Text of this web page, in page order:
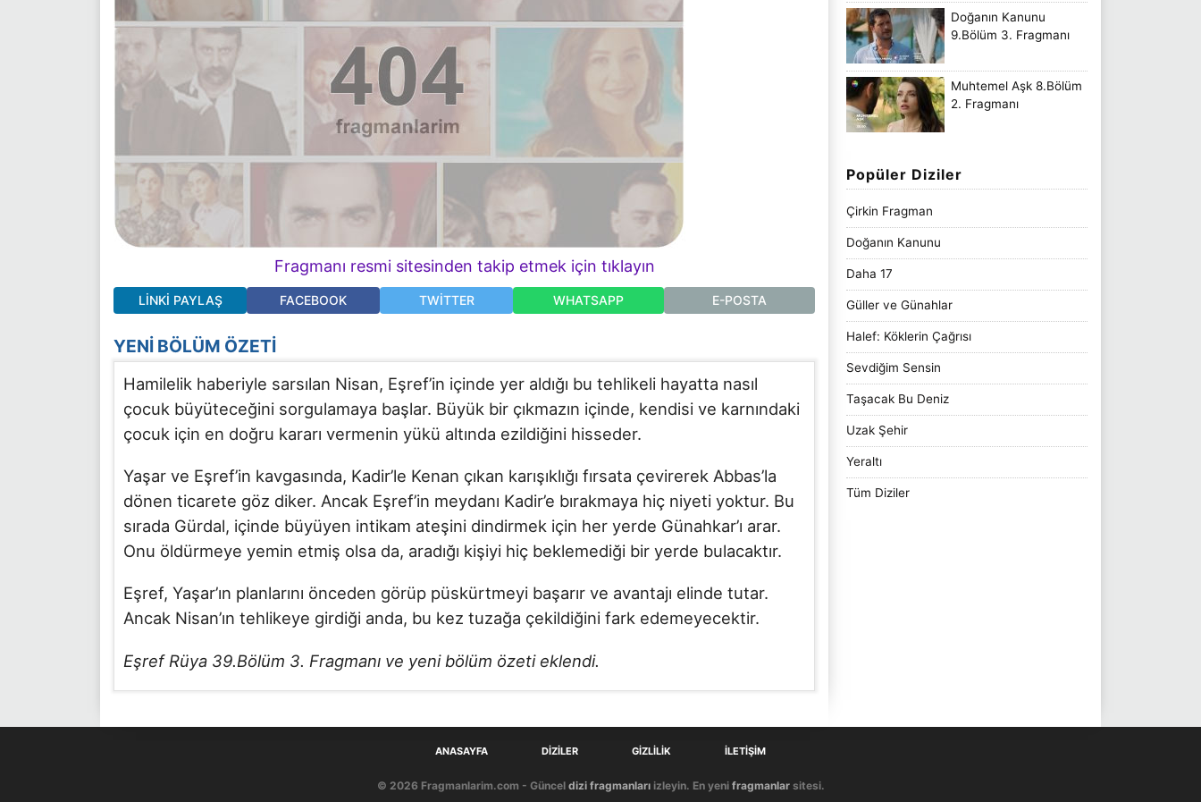
Fragmanı resmi sitesinden takip etmek için tıklayın
LINKI PAYLAŞ FACEBOOK TWITTER WHATSAPP E-POSTA
YENI BÖLÜM ÖZETI
Hamilelik haberiyle sarsılan Nisan, Eşref’in içinde yer aldığı bu tehlikeli hayatta nasıl
çocuk büyüteceğini sorgulamaya başlar. Büyük bir çıkmazın içinde, kendisi ve karnındaki
çocuk için en doğru kararı vermenin yükü altında ezildiğini hisseder.
Yaşar ve Eşref’in kavgasında, Kadir’le Kenan çıkan karışıklığı fırsata çevirerek Abbas’la
dönen ticarete göz diker. Ancak Eşref’in meydanı Kadir’e bırakmaya hiç niyeti yoktur. Bu
sırada Gürdal, içinde büyüyen intikam ateşini dindirmek için her yerde Günahkar’ı arar.
Onu öldürmeye yemin etmiş olsa da, aradığı kişiyi hiç beklemediği bir yerde bulacaktır.
Eşref, Yaşar’ın planlarını önceden görüp püskürtmeyi başarır ve avantajı elinde tutar.
Ancak Nisan’ın tehlikeye girdiği anda, bu kez tuzağa çekildiğini fark edemeyecektir.
Eşref Rüya 39.Bölüm 3. Fragmanı ve yeni bölüm özeti eklendi.
Doğanın Kanunu
9.Bölüm 3. Fragmanı
Muhtemel Aşk 8.Bölüm
2. Fragmanı
Popüler Diziler
Çirkin Fragman
Doğanın Kanunu
Daha 17
Güller ve Günahlar
Halef: Köklerin Çağrısı
Sevdiğim Sensin
Taşacak Bu Deniz
Uzak Şehir
Yeraltı
Tüm Diziler
ANASAYFA DIZILER GIZLILIK İLETIŞIM
© 2026 Fragmanlarim.com - Güncel dizi fragmanlarıizleyin. En yeni fragmanlarsitesi.